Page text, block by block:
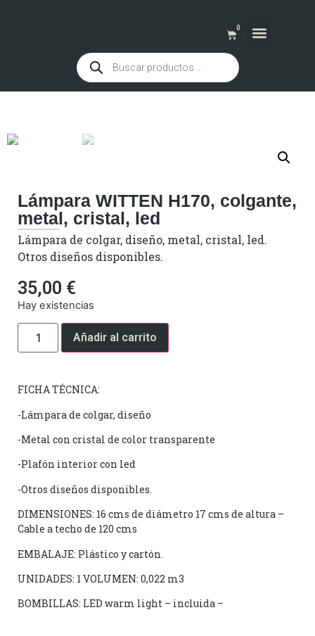
0
Lámpara WITTEN H170, colgante,
metal, cristal, led
Lámpara de colgar, diseño, metal, cristal, led.
Otros diseños disponibles.
35,00 €
Hay existencias
Añadir al carrito
FICHA TÉCNICA:
-Lámpara de colgar, diseño
-Metal con cristal de color transparente
-Plafón interior con led
-Otros diseños disponibles.
DIMENSIONES: 16 cms de diámetro 17 cms de altura –
Cable a techo de 120 cms
EMBALAJE: Plástico y cartón.
UNIDADES: 1 VOLUMEN: 0,022 m3
BOMBILLAS: LED warm light – incluida –